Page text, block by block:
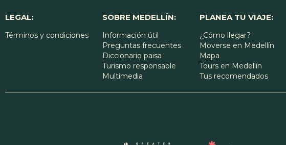
LEGAL:
Términos y condiciones
SOBRE MEDELLÍN:
Información útil
Preguntas frecuentes
Diccionario paisa
Turismo responsable
Multimedia
PLANEA TU VIAJE:
¿Cómo llegar?
Moverse en Medellín
Mapa
Tours en Medellín
Tus recomendados